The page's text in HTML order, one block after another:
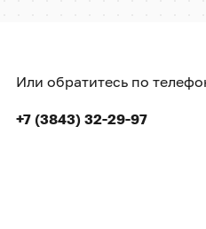
Или обратитесь по
+7 (3843) 32-29-97